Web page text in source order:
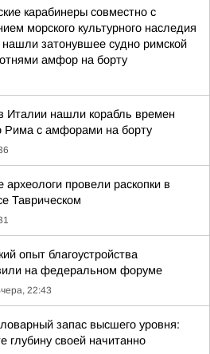
карабинеры совместно с
морского культурного наследия
затонувшее судно римской
амфор на борту
Италии нашли корабль времен
Рима с амфорами на борту
археологи провели раскопки в
Таврическом
опыт благоустройства
на федеральном форуме
22:43
запас высшего уровня:
глубину своей начитанно